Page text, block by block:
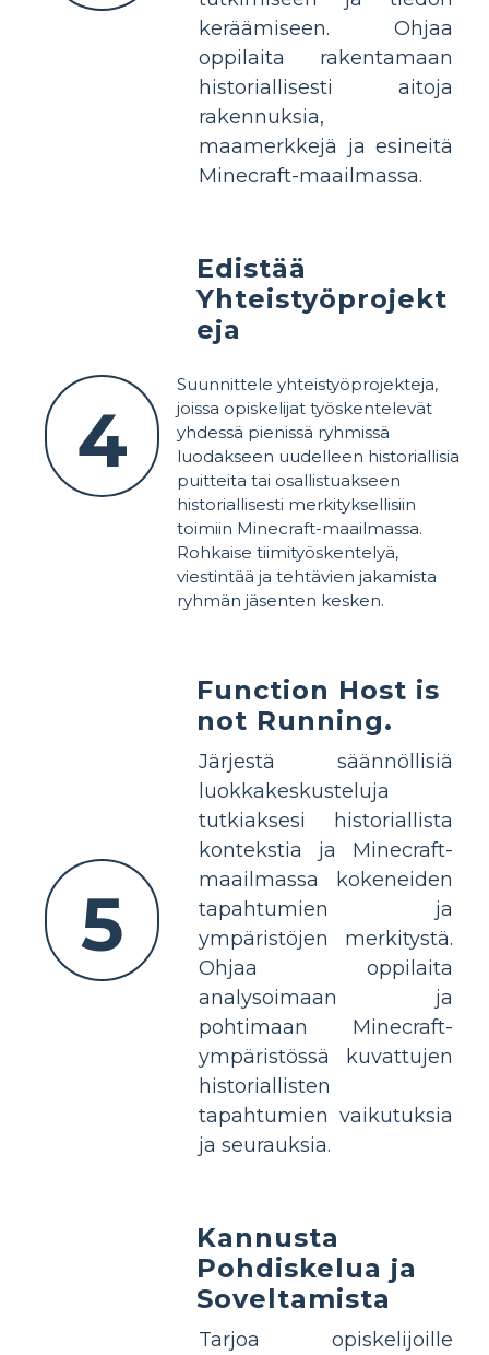
keräämiseen. Ohjaa
oppilaita rakentamaan
historiallisesti aitoja
rakennuksia,
maamerkkejä ja esineitä
Minecraft-maailmassa.
4
Edistää
Yhteistyöprojekt
eja
Suunnittele yhteistyöprojekteja,
joissa opiskelijat työskentelevät
yhdessä pienissä ryhmissä
luodakseen uudelleen historiallisia
puitteita tai osallistuakseen
historiallisesti merkityksellisiin
toimiin Minecraft-maailmassa.
Rohkaise tiimityöskentelyä,
viestintää ja tehtävien jakamista
ryhmän jäsenten kesken.
5
Function Host is
not Running.
Järjestä säännöllisiä
luokkakeskusteluja
tutkiaksesi historiallista
kontekstia ja Minecraft-
maailmassa kokeneiden
tapahtumien ja
ympäristöjen merkitystä.
Ohjaa oppilaita
analysoimaan ja
pohtimaan Minecraft-
ympäristössä kuvattujen
historiallisten
tapahtumien vaikutuksia
ja seurauksia.
Kannusta
Pohdiskelua ja
Soveltamista
Tarjoa opiskelijoille